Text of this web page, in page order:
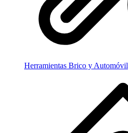
Herramientas Brico y Automóvil